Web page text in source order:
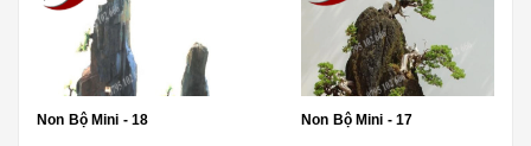
Non Bộ Mini - 18 Non Bộ Mini - 17